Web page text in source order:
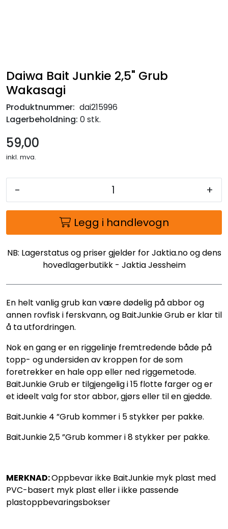
Daiwa Bait Junkie 2,5" Grub
Wakasagi
Produktnummer: dai215996
Lagerbeholdning: 0 stk.
59,00
inkl. mva.
- +
Legg i handlevogn
NB: Lagerstatus og priser gjelder for Jaktia.no og dens
hovedlagerbutikk - Jaktia Jessheim
En helt vanlig grub kan være dødelig på abbor og
annen rovfisk i ferskvann, og BaitJunkie Grub er klar til
å ta utfordringen.
Nok en gang er en riggelinje fremtredende både på
topp- og undersiden av kroppen for de som
foretrekker en hale opp eller ned riggemetode.
BaitJunkie Grub er tilgjengelig i 15 flotte farger og er
et ideelt valg for stor abbor, gjørs eller til en gjedde.
BaitJunkie 4 ”Grub kommer i 5 stykker per pakke.
BaitJunkie 2,5 ”Grub kommer i 8 stykker per pakke.
MERKNAD:Oppbevar ikke BaitJunkie myk plast med
PVC-basert myk plast eller i ikke passende
plastoppbevaringsbokser